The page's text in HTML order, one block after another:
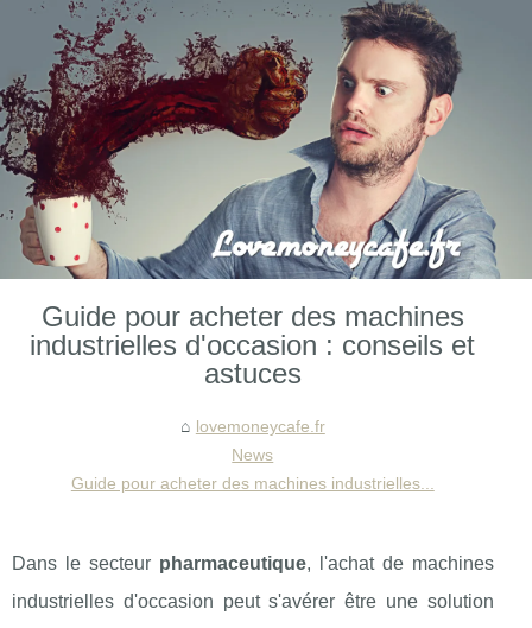
Guide pour acheter des machines
industrielles d'occasion : conseils et
astuces
lovemoneycafe.fr
News
Guide pour acheter des machines industrielles...
Dans le secteur pharmaceutique, l'achat de machines
industrielles d'occasion peut s'avérer être une solution